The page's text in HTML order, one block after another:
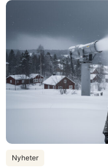
Nyheter